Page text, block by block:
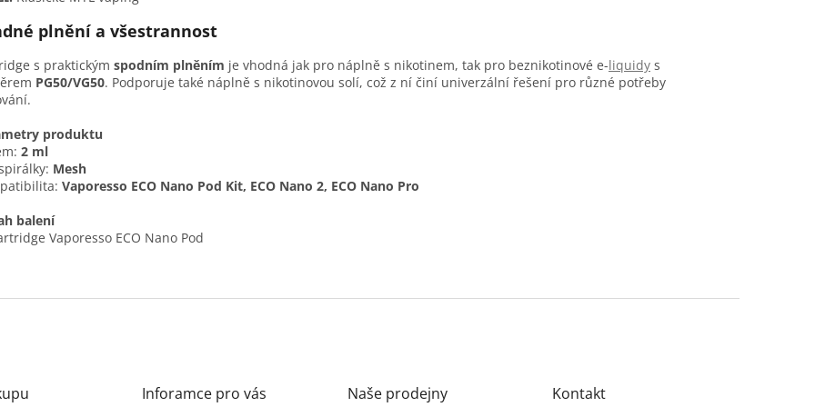
plnění a všestrannost
s praktickým spodním plněním je vhodná jak pro náplně s nikotinem, tak pro beznikotinové e-liquidy s
PG50/VG50. Podporuje také náplně s nikotinovou solí, což z ní činí univerzální řešení pro různé potřeby
produktu
2 ml
Mesh
Vaporesso ECO Nano Pod Kit, ECO Nano 2, ECO Nano Pro
balení
Vaporesso ECO Nano Pod
Inforamce pro vás Naše prodejny Kontakt